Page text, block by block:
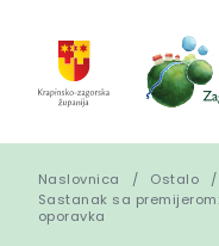
Naslovnica
Ostalo
Sastanak sa
oporavka